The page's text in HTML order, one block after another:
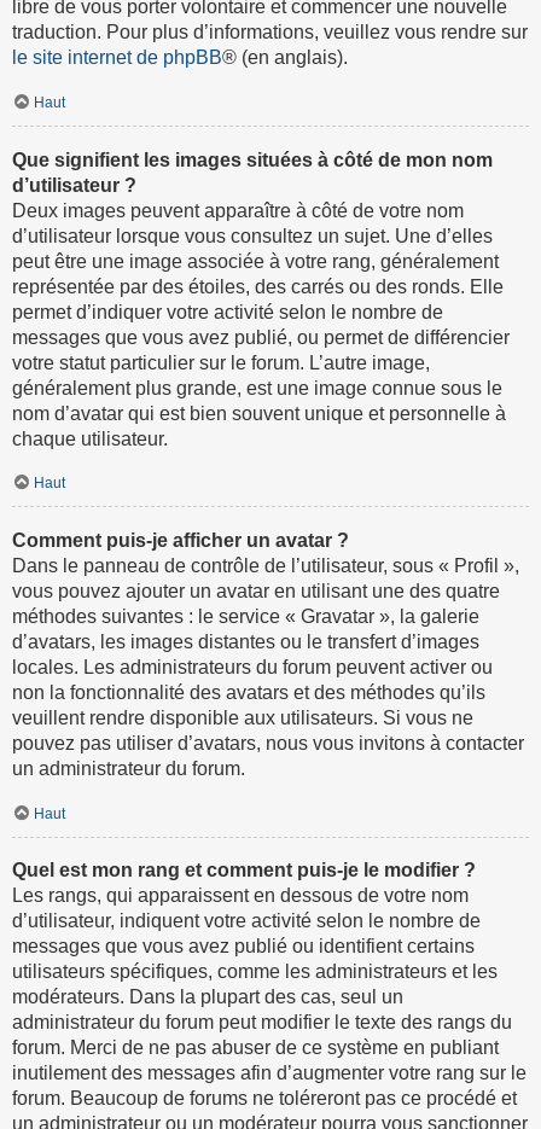
libre de vous porter volontaire et commencer une nouvelle
traduction. Pour plus d’informations, veuillez vous rendre sur
le site internet de phpBB® (en anglais).
Haut
Que signifient les images situées à côté de mon nom
d’utilisateur ?
Deux images peuvent apparaître à côté de votre nom
d’utilisateur lorsque vous consultez un sujet. Une d’elles
peut être une image associée à votre rang, généralement
représentée par des étoiles, des carrés ou des ronds. Elle
permet d’indiquer votre activité selon le nombre de
messages que vous avez publié, ou permet de différencier
votre statut particulier sur le forum. L’autre image,
généralement plus grande, est une image connue sous le
nom d’avatar qui est bien souvent unique et personnelle à
chaque utilisateur.
Haut
Comment puis-je afficher un avatar ?
Dans le panneau de contrôle de l’utilisateur, sous « Profil »,
vous pouvez ajouter un avatar en utilisant une des quatre
méthodes suivantes : le service « Gravatar », la galerie
d’avatars, les images distantes ou le transfert d’images
locales. Les administrateurs du forum peuvent activer ou
non la fonctionnalité des avatars et des méthodes qu’ils
veuillent rendre disponible aux utilisateurs. Si vous ne
pouvez pas utiliser d’avatars, nous vous invitons à contacter
un administrateur du forum.
Haut
Quel est mon rang et comment puis-je le modifier ?
Les rangs, qui apparaissent en dessous de votre nom
d’utilisateur, indiquent votre activité selon le nombre de
messages que vous avez publié ou identifient certains
utilisateurs spécifiques, comme les administrateurs et les
modérateurs. Dans la plupart des cas, seul un
administrateur du forum peut modifier le texte des rangs du
forum. Merci de ne pas abuser de ce système en publiant
inutilement des messages afin d’augmenter votre rang sur le
forum. Beaucoup de forums ne toléreront pas ce procédé et
un administrateur ou un modérateur pourra vous sanctionner